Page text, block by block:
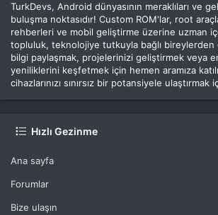
TurkDevs, Android dünyasının meraklıları ve
buluşma noktasıdır! Custom ROM'lar, root
rehberleri ve mobil geliştirme üzerine uzman
topluluk, teknolojiye tutkuyla bağlı bireylerden
bilgi paylaşmak, projelerinizi geliştirmek veya
yeniliklerini keşfetmek için hemen aramıza
cihazlarınızı sınırsız bir potansiyele ulaştırmak
Hızlı Gezinme
Ana sayfa
Forumlar
Bize ulaşın